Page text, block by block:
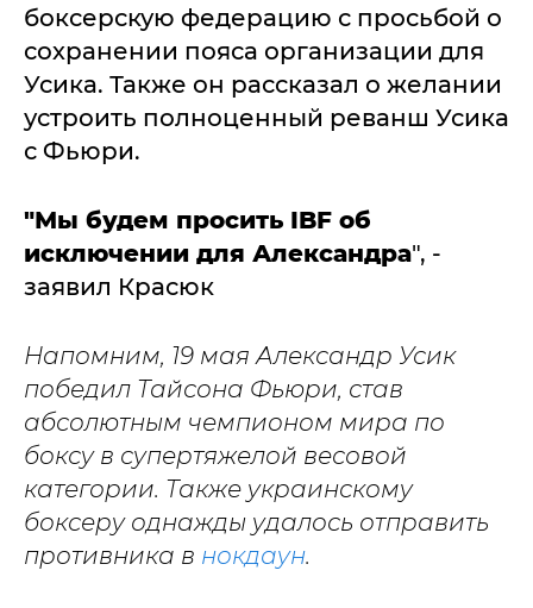
боксерскую федерацию с просьбой о
сохранении пояса организации для
Усика. Также он рассказал о желании
устроить полноценный реванш Усика
с Фьюри.
"Мы будем просить IBF об
исключении для Александра", -
заявил Красюк
Напомним, 19 мая Александр Усик
победил Тайсона Фьюри, став
абсолютным чемпионом мира по
боксу в супертяжелой весовой
категории. Также украинскому
боксеру однажды удалось отправить
противника в нокдаун.